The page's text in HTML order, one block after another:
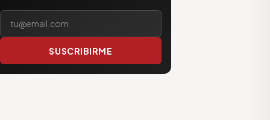
Tu correo electrónico
SUSCRIBIRME